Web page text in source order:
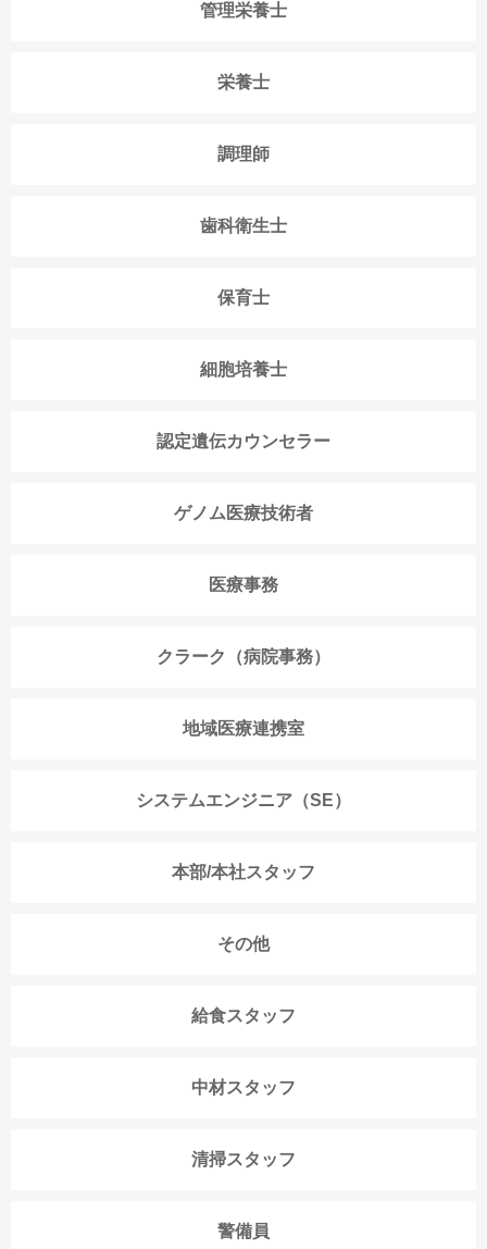
管理栄養士
栄養士
調理師
歯科衛生士
保育士
細胞培養士
認定遺伝カウンセラー
ゲノム医療技術者
医療事務
クラーク（病院事務）
地域医療連携室
システムエンジニア（SE）
本部/本社スタッフ
その他
給食スタッフ
中材スタッフ
清掃スタッフ
警備員